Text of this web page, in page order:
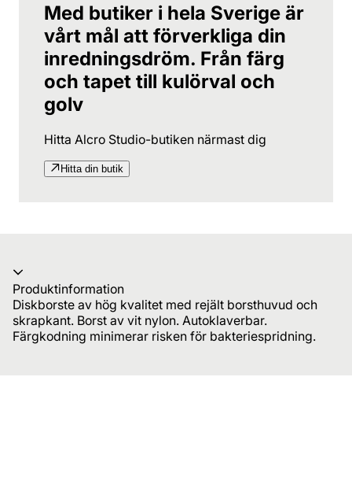
Med butiker i hela Sverige är
vårt mål att förverkliga din
inredningsdröm. Från färg
och tapet till kulörval och
golv
Hitta Alcro Studio-butiken närmast dig
Hitta din butik
Produktinformation
Diskborste av hög kvalitet med rejält borsthuvud och
skrapkant. Borst av vit nylon. Autoklaverbar.
Färgkodning minimerar risken för bakteriespridning.